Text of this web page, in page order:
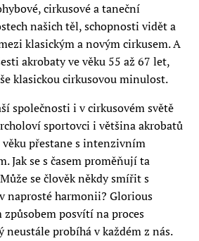
cirkusové a taneční
našich těl, schopnosti vidět a
klasickým a novým cirkusem. A
akrobaty ve věku 55 až 67 let,
klasickou cirkusovou minulost.
společnosti i v cirkusovém světě
sportovci i většina akrobatů
přestane s intenzivním
Jak se s časem proměňují ta
se člověk někdy smířit s
naprosté harmonii? Glorious
posvítí na proces
neustále probíhá v každém z nás.